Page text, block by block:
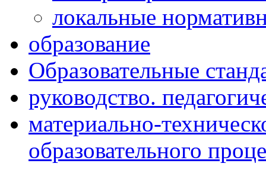
локальные
образование
Образовательные
руководство.
материально-
образовательного